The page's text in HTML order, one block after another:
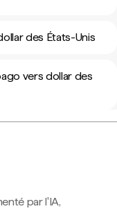
des États-Unis
vers dollar des
par l'IA,